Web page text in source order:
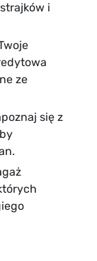
i
ze
się z